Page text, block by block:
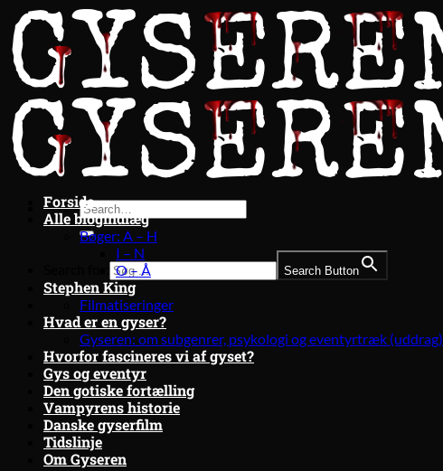
Fortsæt
til
indhold
Search Button
Forside
Alle blogindlæg
Bøger: A – H
I – N
O – Å
Stephen King
Filmatiseringer
Hvad er en gyser?
Gyseren: om subgenrer, psykologi og eventyrtræk (uddrag)
Hvorfor fascineres vi af gyset?
Gys og eventyr
Den gotiske fortælling
Vampyrens historie
Danske gyserfilm
Tidslinje
Om Gyseren